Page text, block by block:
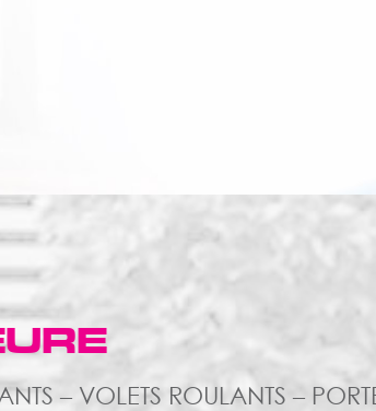
– VOLETS ROULANTS –